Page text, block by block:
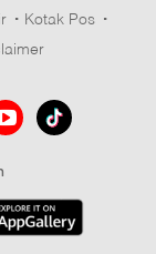
Kotak Pos